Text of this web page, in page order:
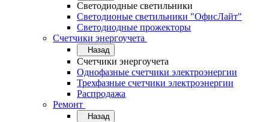
Светодиодные светильники
Светодионые светильники "ОфисЛайт"
Светодиодные прожекторы
Счетчики энергоучета
Назад
Счетчики энергоучета
Однофазные счетчики электроэнергии
Трехфазные счетчики электроэнергии
Распродажа
Ремонт
Назад